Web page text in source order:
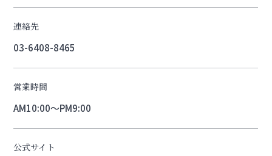
連絡先
03-6408-8465
営業時間
AM10:00～PM9:00
公式サイト